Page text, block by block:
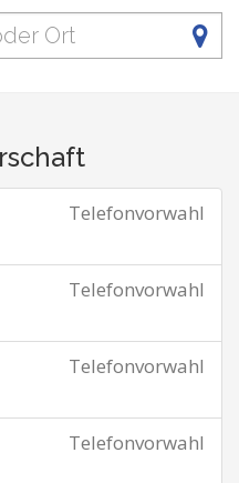
Telefonvorwahl
Telefonvorwahl
Telefonvorwahl
Telefonvorwahl